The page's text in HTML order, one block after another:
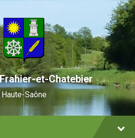
et-Chatebier
Haute-Saône